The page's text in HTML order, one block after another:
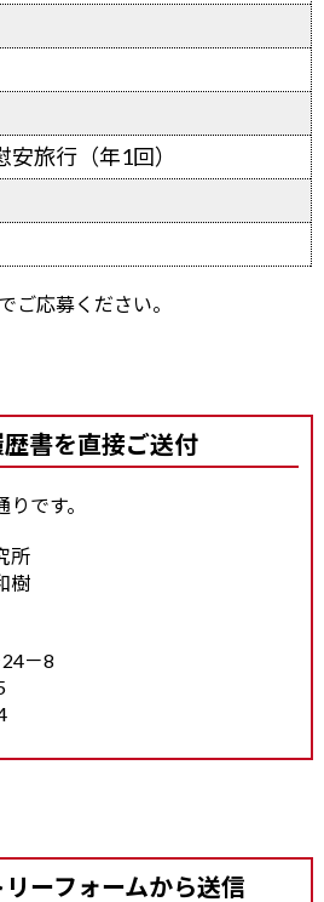
旅行（年1回）
ご応募ください。
歴書を直接ご送付
です。
所
樹
－8
リーフォームから送信